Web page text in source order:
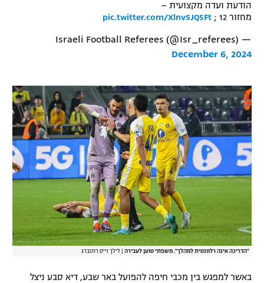
המגזין
הודעת ועדה מקצועית –
מחזור 12 ;
pic.twitter.com/XlnvSJQ5Ft
— Israeli Football Referees (@Isr_referees)
December 6, 2024
"הדריכה אינה רלוונטית למהלך". משפתי טוען לעבירה לילך וייס רוזנברג
באשר למפגש בין מכבי חיפה להפועל באר שבע, דיא סבע ניצל